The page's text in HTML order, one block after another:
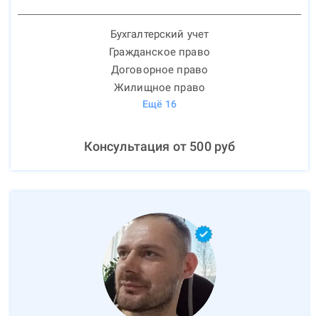
Бухгалтерский учет
Гражданское право
Договорное право
Жилищное право
Ещё 16
Консультация от 500руб